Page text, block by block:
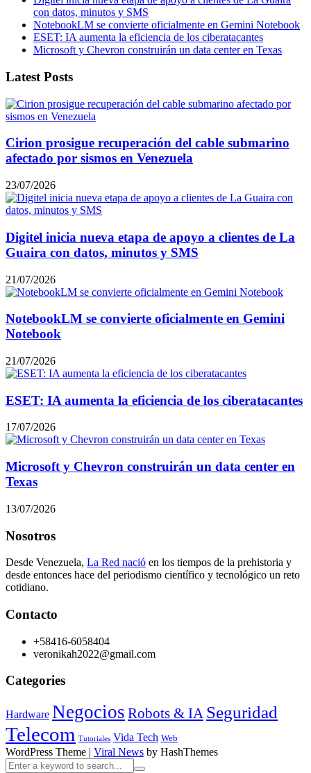
con datos, minutos y SMS
NotebookLM se convierte oficialmente en Gemini Notebook
ESET: IA aumenta la eficiencia de los ciberatacantes
Microsoft y Chevron construirán un data center en Texas
Latest Posts
Cirion prosigue recuperación del cable submarino
afectado por sismos en Venezuela
23/07/2026
Digitel inicia nueva etapa de apoyo a clientes de La
Guaira con datos, minutos y SMS
21/07/2026
NotebookLM se convierte oficialmente en Gemini
Notebook
21/07/2026
ESET: IA aumenta la eficiencia de los ciberatacantes
17/07/2026
Microsoft y Chevron construirán un data center en
Texas
13/07/2026
Nosotros
Desde Venezuela, La Red nació en los tiempos de la prehistoria y
desde entonces hace del periodismo científico y tecnológico un reto
cotidiano.
Contacto
+58416-6058404
veronikah2022@gmail.com
Categories
Hardware Negocios Robots & IA Seguridad
Telecom Tutoriales Vida Tech Web
WordPress Theme | Viral News by HashThemes